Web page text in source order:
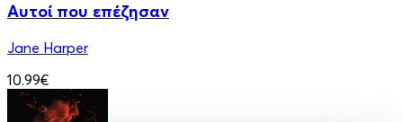
Αυτοί που επέζησαν
Jane Harper
10.99€